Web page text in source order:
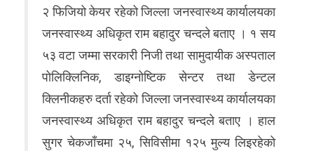
२ फिजियो केयर रहेको जिल्ला जनस्वास्थ्य कार्यालयका
जनस्वास्थ्य अधिकृत राम बहादुर चन्दले बताए । १ सय
५३ वटा जम्मा सरकारी निजी तथा सामुदायीक अस्पताल
पोलिक्लिनिक, डाइग्नोष्टिक सेन्टर तथा डेन्टल
क्लिनीकहरु दर्ता रहेको जिल्ला जनस्वास्थ्य कार्यालयका
जनस्वास्थ्य अधिकृत राम बहादुर चन्दले बताए । हाल
सुगर चेकजाँचमा २५, सिविसीमा १२५ मुल्य लिइरहेको